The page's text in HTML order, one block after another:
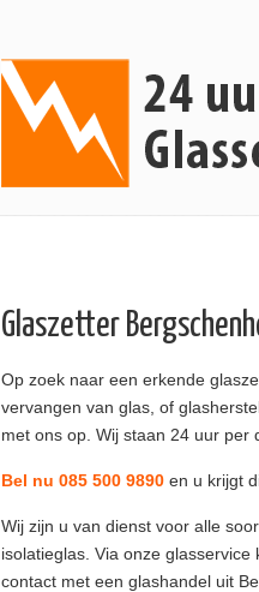
Glaszetter
Op zoek naar een erkende
vervangen van glas, of
met ons op. Wij staan 24 uur per
Bel nu 085 500 9890 en u krijgt
Wij zijn u van dienst voor alle
isolatieglas. Via onze
contact met een glashandel uit